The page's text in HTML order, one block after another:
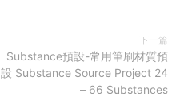
下一篇
Substance預設-常用筆刷材質預
設 Substance Source Project 24
– 66 Substances